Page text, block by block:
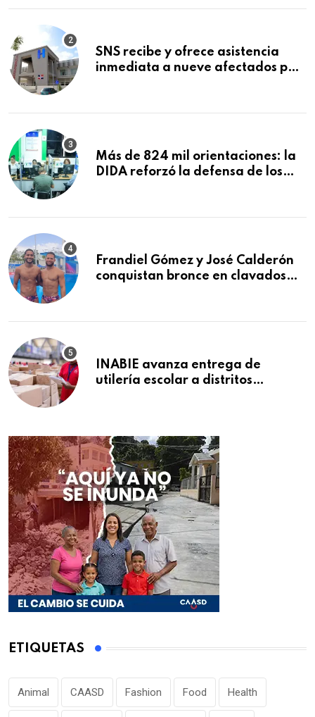
SNS recibe y ofrece asistencia
inmediata a nueve afectados por
Macorís
Más de 824 mil orientaciones: la
DIDA reforzó la defensa de los
Frandiel Gómez y José Calderón
conquistan bronce en clavados
INABIE avanza entrega de
utilería escolar a distritos
ETIQUETAS
Animal CAASD Fashion Food Health